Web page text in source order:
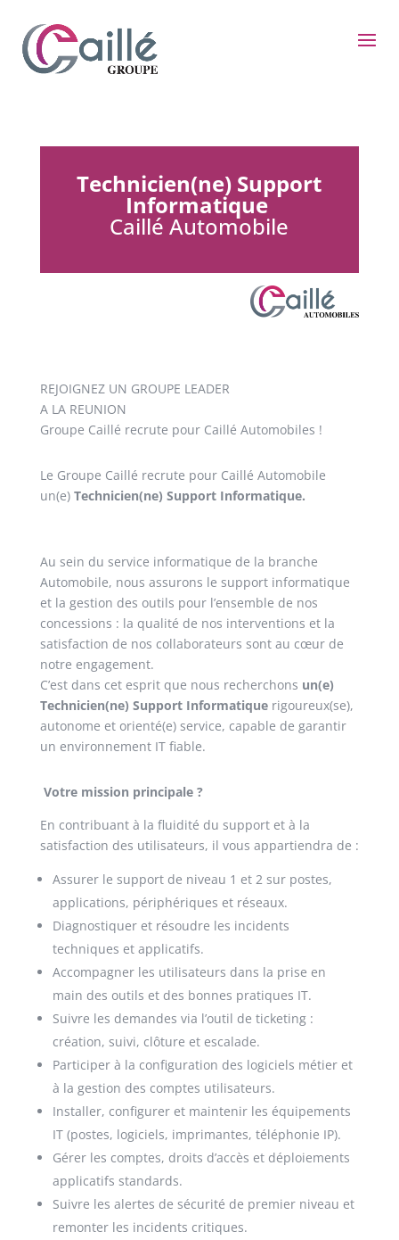
Technicien(ne) Support
Informatique
Caillé Automobile
REJOIGNEZ UN GROUPE LEADER
A LA REUNION
Groupe Caillé recrute pour Caillé Automobiles !
Le Groupe Caillé recrute pour Caillé Automobile
un(e) Technicien(ne) Support Informatique.
Au sein du service informatique de la branche
Automobile, nous assurons le support informatique
et la gestion des outils pour l’ensemble de nos
concessions : la qualité de nos interventions et la
satisfaction de nos collaborateurs sont au cœur de
notre engagement.
C’est dans cet esprit que nous recherchons un(e)
Technicien(ne) Support Informatiquerigoureux(se),
autonome et orienté(e) service, capable de garantir
un environnement IT fiable.
Votre mission principale ?
En contribuant à la fluidité du support et à la
satisfaction des utilisateurs, il vous appartiendra de :
Assurer le support de niveau 1 et 2 sur postes,
applications, périphériques et réseaux.
Diagnostiquer et résoudre les incidents
techniques et applicatifs.
Accompagner les utilisateurs dans la prise en
main des outils et des bonnes pratiques IT.
Suivre les demandes via l’outil de ticketing :
création, suivi, clôture et escalade.
Participer à la configuration des logiciels métier et
à la gestion des comptes utilisateurs.
Installer, configurer et maintenir les équipements
IT (postes, logiciels, imprimantes, téléphonie IP).
Gérer les comptes, droits d’accès et déploiements
applicatifs standards.
Suivre les alertes de sécurité de premier niveau et
remonter les incidents critiques.